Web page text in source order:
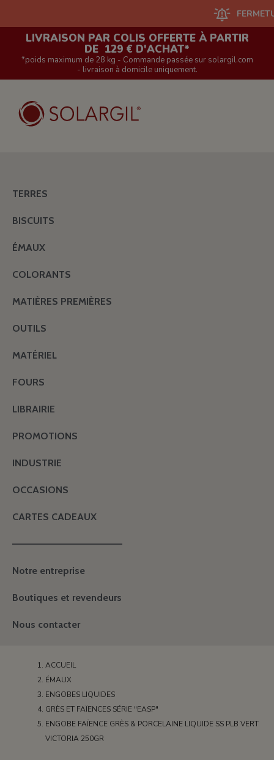
FERMETURE
LIVRAISON PAR COLIS OFFERTE À PARTIR
DE 129 € D'ACHAT*
*poids maximum de 28 kg - Commande passée sur solargil.com
- livraison à domicile uniquement.
TERRES
BISCUITS
ÉMAUX
COLORANTS
MATIÈRES PREMIÈRES
OUTILS
MATÉRIEL
FOURS
LIBRAIRIE
PROMOTIONS
INDUSTRIE
OCCASIONS
CARTES CADEAUX
———————————————
Notre entreprise
Boutiques et revendeurs
Nous contacter
ACCUEIL
ÉMAUX
ENGOBES LIQUIDES
GRÈS ET FAÏENCES SÉRIE "EASP"
ENGOBE FAÏENCE GRÈS & PORCELAINE LIQUIDE SS PLB VERT
VICTORIA 250GR